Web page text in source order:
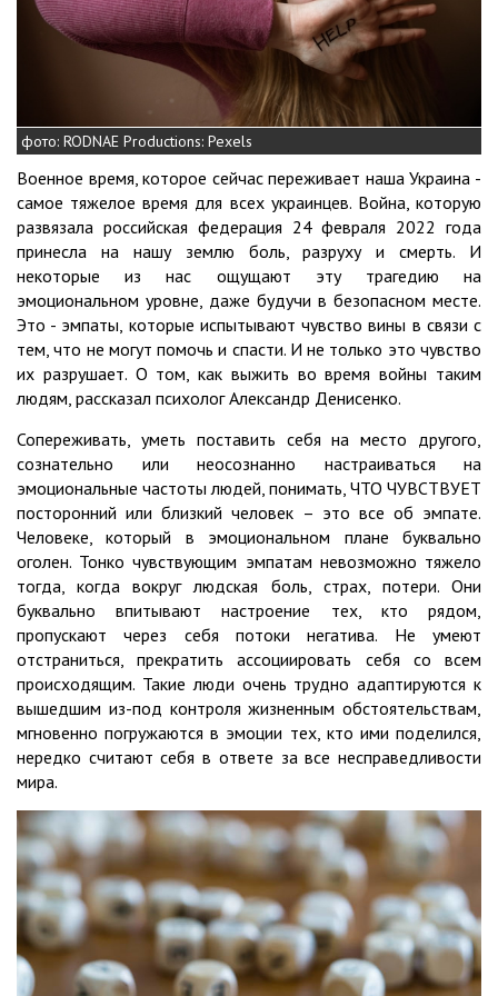
фото: RODNAE Productions: Pexels
Военное время, которое сейчас переживает наша Украина -
самое тяжелое время для всех украинцев. Война, которую
развязала российская федерация 24 февраля 2022 года
принесла на нашу землю боль, разруху и смерть. И
некоторые из нас ощущают эту трагедию на
эмоциональном уровне, даже будучи в безопасном месте.
Это - эмпаты, которые испытывают чувство вины в связи с
тем, что не могут помочь и спасти. И не только это чувство
их разрушает. О том, как выжить во время войны таким
людям, рассказал психолог Александр Денисенко.
Сопереживать, уметь поставить себя на место другого,
сознательно или неосознанно настраиваться на
эмоциональные частоты людей, понимать, ЧТО ЧУВСТВУЕТ
посторонний или близкий человек – это все об эмпате.
Человеке, который в эмоциональном плане буквально
оголен. Тонко чувствующим эмпатам невозможно тяжело
тогда, когда вокруг людская боль, страх, потери. Они
буквально впитывают настроение тех, кто рядом,
пропускают через себя потоки негатива. Не умеют
отстраниться, прекратить ассоциировать себя со всем
происходящим. Такие люди очень трудно адаптируются к
вышедшим из-под контроля жизненным обстоятельствам,
мгновенно погружаются в эмоции тех, кто ими поделился,
нередко считают себя в ответе за все несправедливости
мира.